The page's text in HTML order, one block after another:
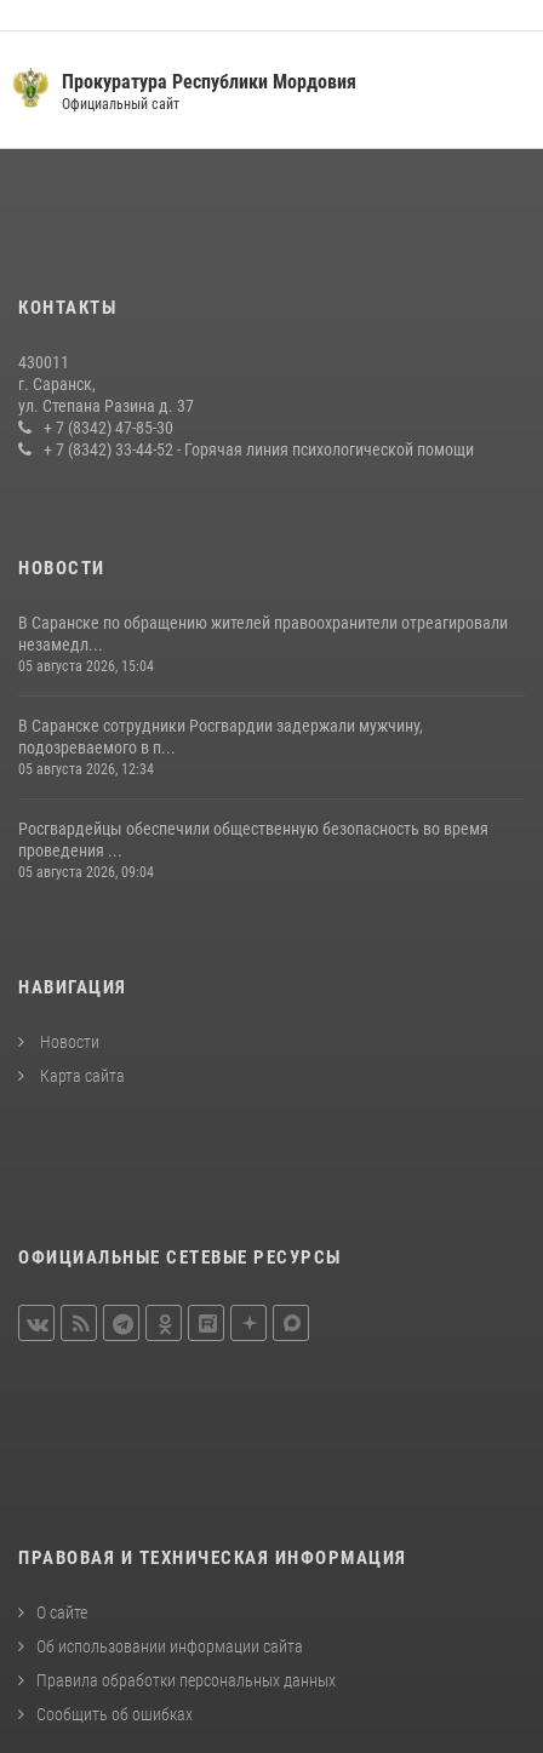
обеспечили безопасность на футбольных мероприятиях: от
регионального турнира до Суперкубка России
содействии сотрудников Росгвардии
Сотрудники Росгвардии обеспечили безопасность Всероссийского
конкурса профмастерства в Саранске
23 июля 2026, 11:54 4
Прокуратура Республики Мордовия
Официальный сайт
КОНТАКТЫ
430011
г. Саранск,
ул. Степана Разина д. 37
+ 7 (8342) 47-85-30
+ 7 (8342) 33-44-52 - Горячая линия психологической помощи
НОВОСТИ
В Саранске по обращению жителей правоохранители отреагировали
незамедл...
05 августа 2026, 15:04
В Саранске сотрудники Росгвардии задержали мужчину,
подозреваемого в п...
05 августа 2026, 12:34
Росгвардейцы обеспечили общественную безопасность во время
проведения ...
05 августа 2026, 09:04
НАВИГАЦИЯ
Новости
Карта сайта
ОФИЦИАЛЬНЫЕ СЕТЕВЫЕ РЕСУРСЫ
ПРАВОВАЯ И ТЕХНИЧЕСКАЯ ИНФОРМАЦИЯ
О сайте
Об использовании информации сайта
Правила обработки персональных данных
Сообщить об ошибках